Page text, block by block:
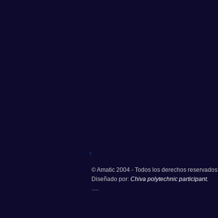
↑
© Amatic 2004 - Todos los derechos
Diseñado por: Chiva polytechnic participant.